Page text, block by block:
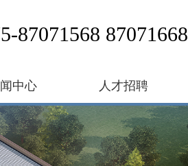
87071568 87071668
中心 人才招聘